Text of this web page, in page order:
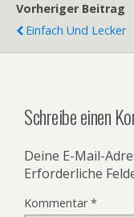
Vorheriger Beitrag
Einfach Und Lecker
Schreibe einen
Deine E-Mail-
Erforderliche
Kommentar*